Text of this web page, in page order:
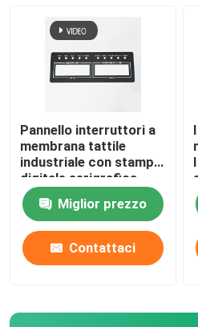
Pannello interruttori a
membrana tattile
industriale con stampa
digitale serigrafica
Miglior prezzo
Contattaci